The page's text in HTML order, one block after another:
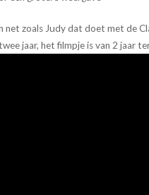
net zoals Judy dat doet met de
jaar, het filmpje is van 2 jaar